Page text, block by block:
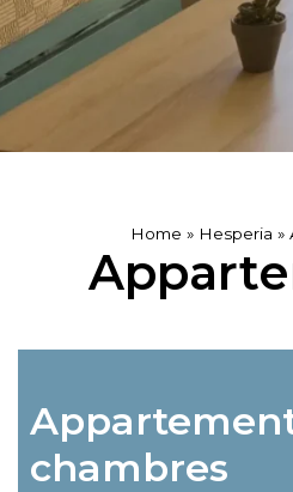
Home » Hesperia »
chambres